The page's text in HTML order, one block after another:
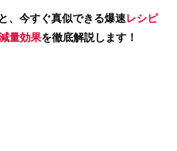
、今すぐ真似できる爆速レシピ
量効果を徹底解説します！